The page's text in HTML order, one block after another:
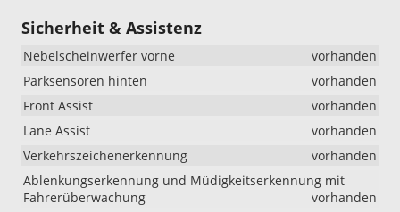
Sicherheit & Assistenz
Nebelscheinwerfer vorne
vorhanden
Parksensoren hinten
vorhanden
Front Assist
vorhanden
Lane Assist
vorhanden
Verkehrszeichenerkennung
vorhanden
Ablenkungserkennung und Müdigkeitserkennung mit
Fahrerüberwachung
vorhanden